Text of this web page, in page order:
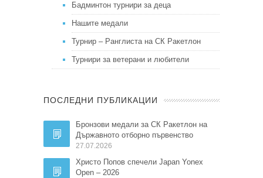
Бадминтон турнири за деца
Нашите медали
Турнир – Ранглиста на СК Ракетлон
Турнири за ветерани и любители
ПОСЛЕДНИ ПУБЛИКАЦИИ
Бронзови медали за СК Ракетлон на
Държавното отборно първенство
27.07.2026
Христо Попов спечели Japan Yonex
Open – 2026